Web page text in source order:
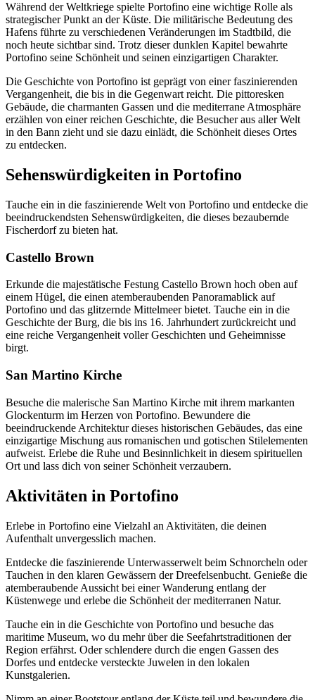
Während der Weltkriege spielte Portofino eine wichtige Rolle als
strategischer Punkt an der Küste. Die militärische Bedeutung des
Hafens führte zu verschiedenen Veränderungen im Stadtbild, die
noch heute sichtbar sind. Trotz dieser dunklen Kapitel bewahrte
Portofino seine Schönheit und seinen einzigartigen Charakter.
Die Geschichte von Portofino ist geprägt von einer faszinierenden
Vergangenheit, die bis in die Gegenwart reicht. Die pittoresken
Gebäude, die charmanten Gassen und die mediterrane Atmosphäre
erzählen von einer reichen Geschichte, die Besucher aus aller Welt
in den Bann zieht und sie dazu einlädt, die Schönheit dieses Ortes
zu entdecken.
Sehenswürdigkeiten in Portofino
Tauche ein in die faszinierende Welt von Portofino und entdecke die
beeindruckendsten Sehenswürdigkeiten, die dieses bezaubernde
Fischerdorf zu bieten hat.
Castello Brown
Erkunde die majestätische Festung Castello Brown hoch oben auf
einem Hügel, die einen atemberaubenden Panoramablick auf
Portofino und das glitzernde Mittelmeer bietet. Tauche ein in die
Geschichte der Burg, die bis ins 16. Jahrhundert zurückreicht und
eine reiche Vergangenheit voller Geschichten und Geheimnisse
birgt.
San Martino Kirche
Besuche die malerische San Martino Kirche mit ihrem markanten
Glockenturm im Herzen von Portofino. Bewundere die
beeindruckende Architektur dieses historischen Gebäudes, das eine
einzigartige Mischung aus romanischen und gotischen Stilelementen
aufweist. Erlebe die Ruhe und Besinnlichkeit in diesem spirituellen
Ort und lass dich von seiner Schönheit verzaubern.
Aktivitäten in Portofino
Erlebe in Portofino eine Vielzahl an Aktivitäten, die deinen
Aufenthalt unvergesslich machen.
Entdecke die faszinierende Unterwasserwelt beim Schnorcheln oder
Tauchen in den klaren Gewässern der Dreefelsenbucht. Genieße die
atemberaubende Aussicht bei einer Wanderung entlang der
Küstenwege und erlebe die Schönheit der mediterranen Natur.
Tauche ein in die Geschichte von Portofino und besuche das
maritime Museum, wo du mehr über die Seefahrtstraditionen der
Region erfährst. Oder schlendere durch die engen Gassen des
Dorfes und entdecke versteckte Juwelen in den lokalen
Kunstgalerien.